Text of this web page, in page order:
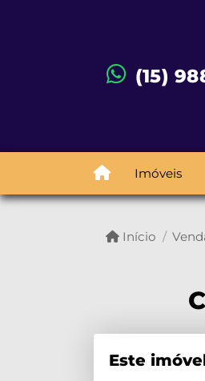
(15)
Imóveis
Início
Este